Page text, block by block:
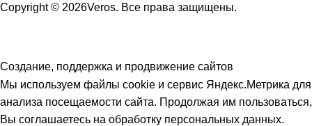
Copyright © 2026Veros. Все права защищены.
Создание, поддержка и продвижение сайтов
Мы используем файлы cookie и сервис Яндекс.Метрика для
анализа посещаемости сайта. Продолжая им пользоваться,
Вы соглашаетесь на обработку персональных данных.